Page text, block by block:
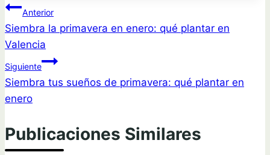
Navegación
de
entradas
Anterior
Siembra la primavera en enero: qué plantar en
Valencia
Siguiente
Siembra tus sueños de primavera: qué plantar en
enero
Publicaciones Similares